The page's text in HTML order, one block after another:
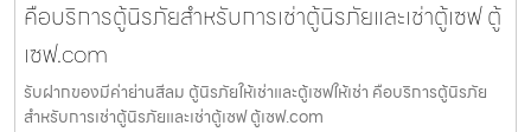
คือบริการตู้นิรภัยสำหรับการเช่าตู้นิรภัยและเช่าตู้เซฟ ตู้
เซฟ.com
รับฝากของมีค่าย่านสีลม ตู้นิรภัยให้เช่าและตู้เซฟให้เช่า คือบริการตู้นิรภัย
สำหรับการเช่าตู้นิรภัยและเช่าตู้เซฟ ตู้เซฟ.com